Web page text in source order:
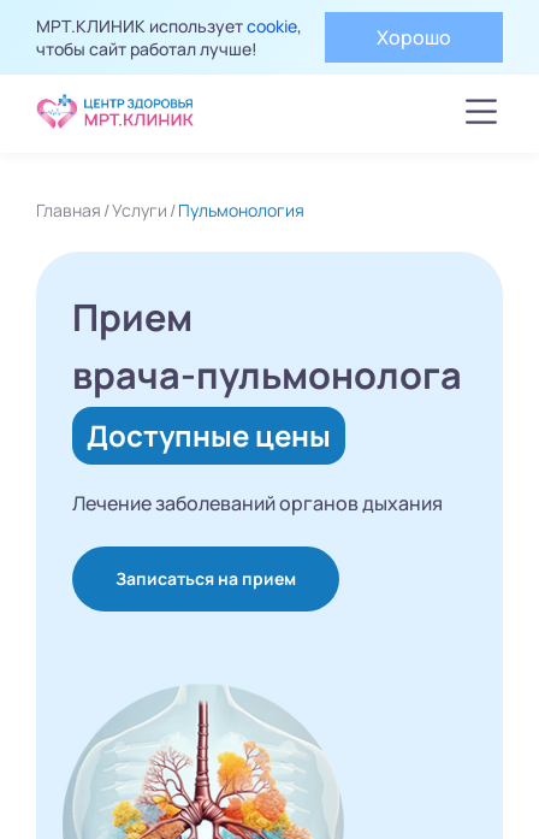
МРТ.КЛИНИК используетcookie,
чтобы сайт работал лучше!
Хорошо
Главная Услуги Пульмонология
Прием
врача-пульмонолога
Доступные цены
Лечение заболеваний органов дыхания
Записаться на прием